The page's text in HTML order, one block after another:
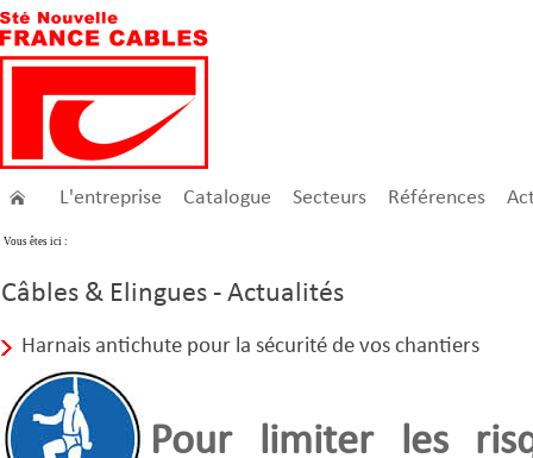
L'entreprise Catalogue Secteurs Références
Vous êtes ici :
Câbles & Elingues - Actualités
Harnais antichute pour la sécurité de vos chantiers
Pour limiter les